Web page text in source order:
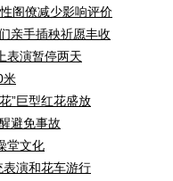
阁僚减少影响评价
亲手插秧祈愿丰收
表演暂停两天
米
”巨型红花盛放
避免事故
堂文化
演和花车游行